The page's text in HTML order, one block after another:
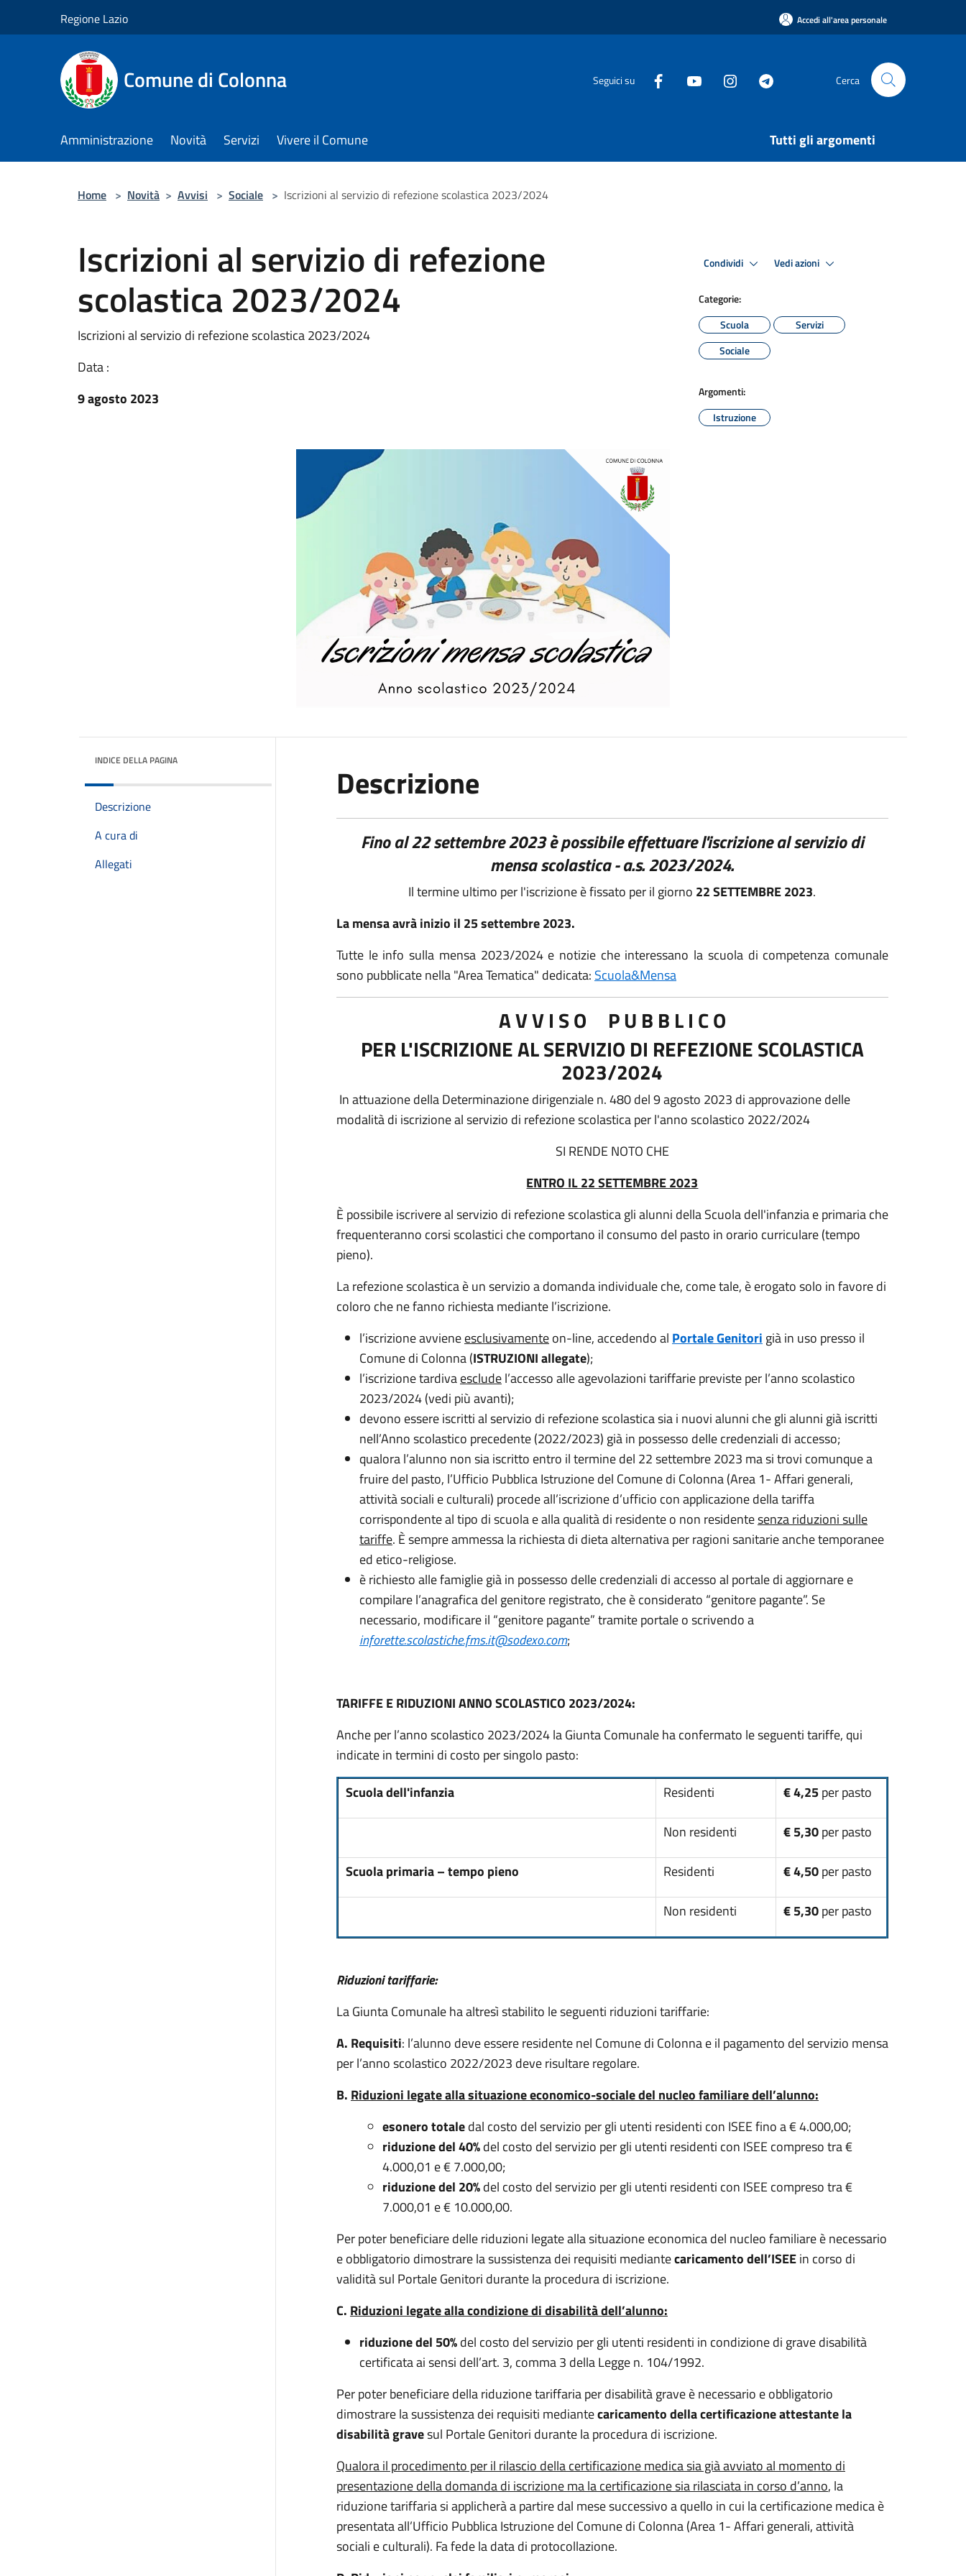
Regione Lazio Accedi all'area personale
Comune di Colonna Seguici su Cerca
Amministrazione Novità Servizi Vivere il Comune Tutti gli argomenti
Home > Novità > Avvisi > Sociale > Iscrizioni al servizio di refezione scolastica 2023/2024
Iscrizioni al servizio di refezione
scolastica 2023/2024
Iscrizioni al servizio di refezione scolastica 2023/2024
Data :
9 agosto 2023
Condividi Vedi azioni
Categorie:
Scuola
Servizi
Sociale
Argomenti:
Istruzione
INDICE DELLA PAGINA
Descrizione
A cura di
Allegati
Descrizione
Fino al 22 settembre 2023 è possibile effettuare l'iscrizione al servizio di
mensa scolastica - a.s. 2023/2024.
Il termine ultimo per l'iscrizione è fissato per il giorno 22 SETTEMBRE 2023.
La mensa avrà inizio il 25 settembre 2023.
Tutte le info sulla mensa 2023/2024 e notizie che interessano la scuola di competenza comunale
sono pubblicate nella "Area Tematica" dedicata: Scuola&Mensa
A V V I S O P U B B L I C O
PER L'ISCRIZIONE AL SERVIZIO DI REFEZIONE SCOLASTICA
2023/2024
In attuazione della Determinazione dirigenziale n. 480 del 9 agosto 2023 di approvazione delle
modalità di iscrizione al servizio di refezione scolastica per l'anno scolastico 2022/2024
SI RENDE NOTO CHE
ENTRO IL 22 SETTEMBRE 2023
È possibile iscrivere al servizio di refezione scolastica gli alunni della Scuola dell'infanzia e primaria che
frequenteranno corsi scolastici che comportano il consumo del pasto in orario curriculare (tempo
pieno).
La refezione scolastica è un servizio a domanda individuale che, come tale, è erogato solo in favore di
coloro che ne fanno richiesta mediante l’iscrizione.
l’iscrizione avvieneesclusivamenteon-line, accedendo al Portale Genitori già in uso presso il
Comune di Colonna (ISTRUZIONI allegate);
l’iscrizione tardivaescludel’accesso alle agevolazioni tariffarie previste per l’anno scolastico
2023/2024 (vedi più avanti);
devono essere iscritti al servizio di refezione scolastica sia i nuovi alunni che gli alunni già iscritti
nell’Anno scolastico precedente (2022/2023) già in possesso delle credenziali di accesso;
qualora l’alunno non sia iscritto entro il termine del 22 settembre 2023 ma si trovi comunque a
fruire del pasto, l’Ufficio Pubblica Istruzione del Comune di Colonna (Area 1- Affari generali,
attività sociali e culturali) procede all’iscrizione d’ufficio con applicazione della tariffa
corrispondente al tipo di scuola e alla qualità di residente o non residentesenza riduzioni sulle
tariffe. È sempre ammessa la richiesta di dieta alternativa per ragioni sanitarie anche temporanee
ed etico-religiose.
è richiesto alle famiglie già in possesso delle credenziali di accesso al portale di aggiornare e
compilare l’anagrafica del genitore registrato, che è considerato “genitore pagante”. Se
necessario, modificare il “genitore pagante” tramite portale o scrivendo a
inforette.scolastiche.fms.it@sodexo.com;
TARIFFE E RIDUZIONI ANNO SCOLASTICO 2023/2024:
Anche per l’anno scolastico 2023/2024 la Giunta Comunale ha confermato le seguenti tariffe, qui
indicate in termini di costo per singolo pasto:
Scuola dell'infanzia
Residenti € 4,25per pasto
Non residenti € 5,30per pasto
Scuola primaria – tempo pieno Residenti € 4,50per pasto
Non residenti € 5,30per pasto
Riduzioni tariffarie:
La Giunta Comunale ha altresì stabilito le seguenti riduzioni tariffarie:
A. Requisiti: l’alunno deve essere residente nel Comune di Colonna e il pagamento del servizio mensa
per l’anno scolastico 2022/2023 deve risultare regolare.
B. Riduzioni legate alla situazione economico-sociale del nucleo familiare dell’alunno:
esonero totaledal costo del servizio per gli utenti residenti con ISEE fino a € 4.000,00;
riduzione del 40%del costo del servizio per gli utenti residenti con ISEE compreso tra €
4.000,01 e € 7.000,00;
riduzione del 20%del costo del servizio per gli utenti residenti con ISEE compreso tra €
7.000,01 e € 10.000,00.
Per poter beneficiare delle riduzioni legate alla situazione economica del nucleo familiare è necessario
e obbligatorio dimostrare la sussistenza dei requisiti mediantecaricamento dell’ISEEin corso di
validità sul Portale Genitori durante la procedura di iscrizione.
C. Riduzioni legate alla condizione di disabilità dell’alunno:
riduzione del 50%del costo del servizio per gli utenti residenti in condizione di grave disabilità
certificata ai sensi dell’art. 3, comma 3 della Legge n. 104/1992.
Per poter beneficiare della riduzione tariffaria per disabilità grave è necessario e obbligatorio
dimostrare la sussistenza dei requisiti mediantecaricamento della certificazione attestante la
disabilità gravesul Portale Genitori durante la procedura di iscrizione.
Qualora il procedimento per il rilascio della certificazione medica sia già avviato al momento di
presentazione della domanda di iscrizione ma la certificazione sia rilasciata in corso d’anno, la
riduzione tariffaria si applicherà a partire dal mese successivo a quello in cui la certificazione medica è
presentata all’Ufficio Pubblica Istruzione del Comune di Colonna (Area 1- Affari generali, attività
sociali e culturali). Fa fede la data di protocollazione.